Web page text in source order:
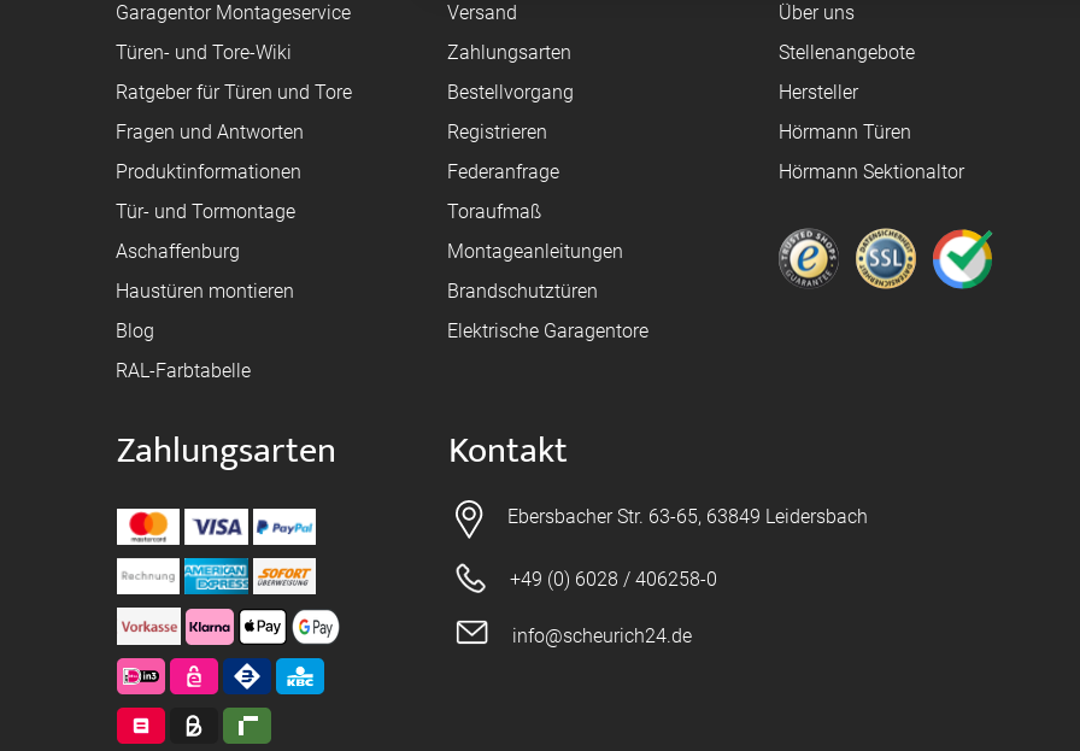
Garagentor Montageservice
Türen- und Tore-Wiki
Ratgeber für Türen und Tore
Fragen und Antworten
Produktinformationen
Tür- und Tormontage
Aschaffenburg
Haustüren montieren
Blog
RAL-Farbtabelle
Versand
Zahlungsarten
Bestellvorgang
Registrieren
Federanfrage
Toraufmaß
Montageanleitungen
Brandschutztüren
Elektrische Garagentore
Über uns
Stellenangebote
Hersteller
Hörmann Türen
Hörmann Sektionaltor
Zahlungsarten Kontakt
Ebersbacher Str. 63-65, 63849 Leidersbach
+49 (0) 6028 / 406258-0
info@scheurich24.de